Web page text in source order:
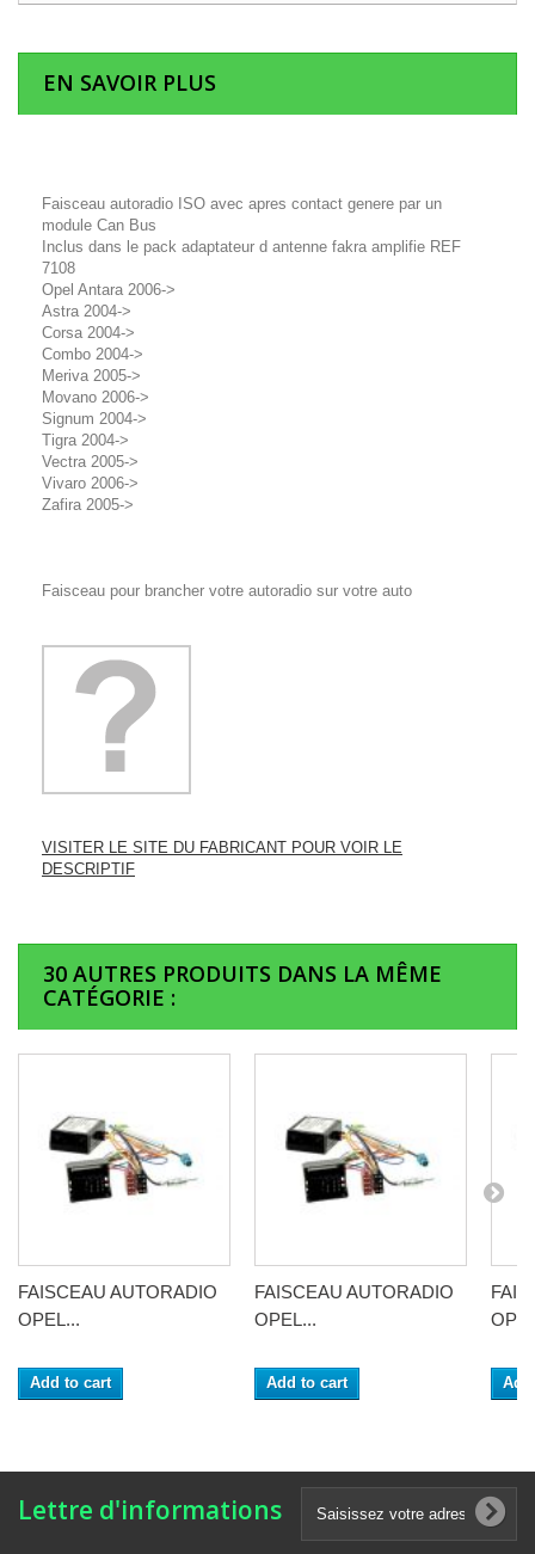
EN SAVOIR PLUS
Faisceau autoradio ISO avec apres contact genere par un
module Can Bus
Inclus dans le pack adaptateur d antenne fakra amplifie REF
7108
Opel Antara 2006->
Astra 2004->
Corsa 2004->
Combo 2004->
Meriva 2005->
Movano 2006->
Signum 2004->
Tigra 2004->
Vectra 2005->
Vivaro 2006->
Zafira 2005->
Faisceau pour brancher votre autoradio sur votre auto
VISITER LE SITE DU FABRICANT POUR VOIR LE
DESCRIPTIF
30 AUTRES PRODUITS DANS LA MÊME
CATÉGORIE :
FAISCEAU AUTORADIO
OPEL...
Add to cart
FAISCEAU AUTORADIO
OPEL...
Add to cart
Lettre d'informations